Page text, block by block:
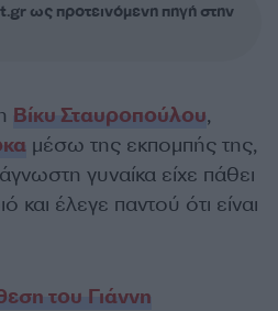
ως προτεινόμενη πηγή στην
Βίκυ Σταυροπούλου,
μέσω της εκπομπής της,
γυναίκα είχε πάθει
και έλεγε παντού ότι είναι
του Γιάννη